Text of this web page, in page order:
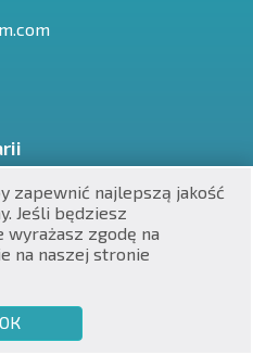
PL
4
i promocja SEO
zapewnić najlepszą jakość
Jeśli będziesz
wyrażasz zgodę na
na naszej stronie
ОК